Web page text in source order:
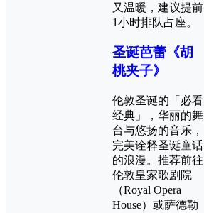
又温暖，建议提前
1小时排队占座。
圣诞芭蕾《胡
桃夹子》
伦敦圣诞的「必看
经典」，华丽的舞
台与悠扬的音乐，
完美诠释圣诞童话
的浪漫。推荐前往
伦敦皇家歌剧院
（Royal Opera
House）或萨德勒